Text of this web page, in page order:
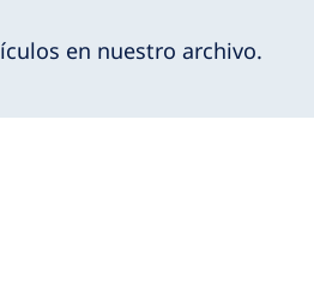
en nuestro archivo.